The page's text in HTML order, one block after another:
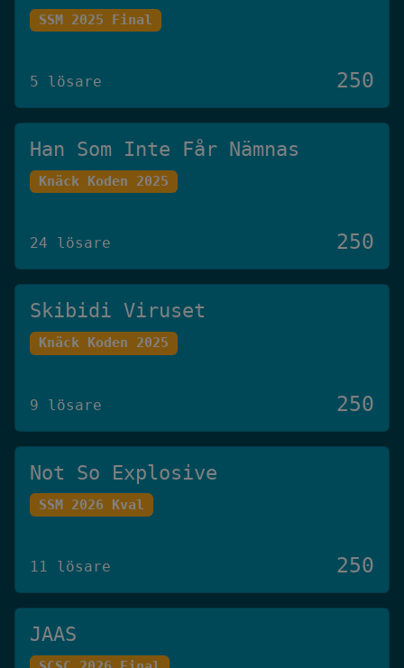
SSM 2025 Final
5 lösare 250
Han Som Inte Får Nämnas
Knäck Koden 2025
24 lösare 250
Skibidi Viruset
Knäck Koden 2025
9 lösare 250
Not So Explosive
SSM 2026 Kval
11 lösare 250
JAAS